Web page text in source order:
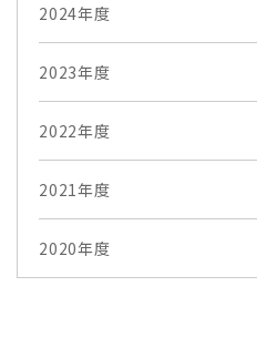
2024年度
2023年度
2022年度
2021年度
2020年度